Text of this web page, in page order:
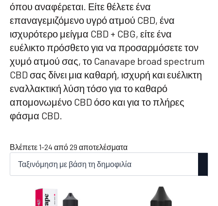
όπου αναφέρεται. Είτε θέλετε ένα
επαναγεμιζόμενο υγρό ατμού CBD, ένα
ισχυρότερο μείγμα CBD + CBG, είτε ένα
ευέλικτο πρόσθετο για να προσαρμόσετε τον
χυμό ατμού σας, το Canavape broad spectrum
CBD σας δίνει μια καθαρή, ισχυρή και ευέλικτη
εναλλακτική λύση τόσο για το καθαρό
απομονωμένο CBD όσο και για το πλήρες
φάσμα CBD.
Βλέπετε 1-24 από 29 αποτελέσματαΤαξινόμηση
δημοτικότητα